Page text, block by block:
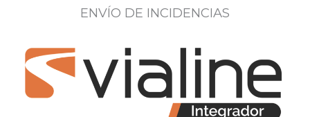
ENVÍO DE INCIDENCIAS